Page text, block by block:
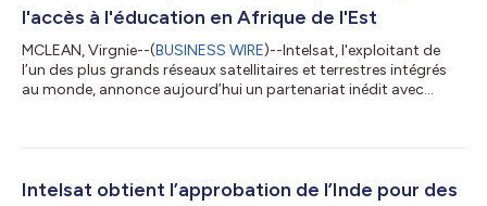
l'accès à l'éducation en Afrique de l'Est
MCLEAN, Virgnie--(BUSINESS WIRE)--Intelsat, l'exploitant de
l’un des plus grands réseaux satellitaires et terrestres intégrés
au monde, annonce aujourd’hui un partenariat inédit avec
Development Initiative (WPDI), afin de révolutionner l’accès à
Afrique. Cette collaboration fournira pour la première fois une
Intelsat obtient l’approbation de l’Inde pour des